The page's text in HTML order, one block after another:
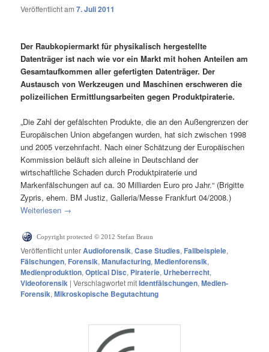
Veröffentlicht am7. Juli 2011
Der Raubkopiermarkt für physikalisch hergestellte
Datenträger ist nach wie vor ein Markt mit hohen Anteilen am
Gesamtaufkommen aller gefertigten Datenträger. Der
Austausch von Werkzeugen und Maschinen erschweren die
polizeilichen Ermittlungsarbeiten gegen Produktpiraterie.
„Die Zahl der gefälschten Produkte, die an den Außengrenzen der
Europäischen Union abgefangen wurden, hat sich zwischen 1998
und 2005 verzehnfacht. Nach einer Schätzung der Europäischen
Kommission beläuft sich alleine in Deutschland der
wirtschaftliche Schaden durch Produktpiraterie und
Markenfälschungen auf ca. 30 Milliarden Euro pro Jahr.“ (Brigitte
Zypris, ehem. BM Justiz, Galleria/Messe Frankfurt 04/2008.)
Weiterlesen →
Copyright protected © 2012 Stefan Braun
Veröffentlicht unterAudioforensik,Case Studies, Fallbeispiele,
Fälschungen, Forensik,Manufacturing,Medienforensik,
Medienproduktion,Optical Disc, Piraterie, Urheberrecht,
Videoforensik |Verschlagwortet mitIdentfälschungen,Medien-
Forensik,Mikroskopische Begutachtung